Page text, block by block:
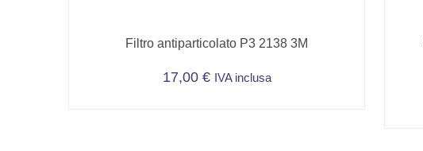
Filtro antiparticolato P3 2138 3M
17,00 € IVA inclusa